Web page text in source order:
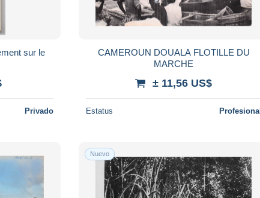
sur le
Privado
CAMEROUN DOUALA FLOTILLE DU
MARCHE
± 11,56 US$
Estatus Profesional
Nuevo